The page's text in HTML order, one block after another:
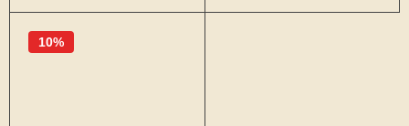
10%